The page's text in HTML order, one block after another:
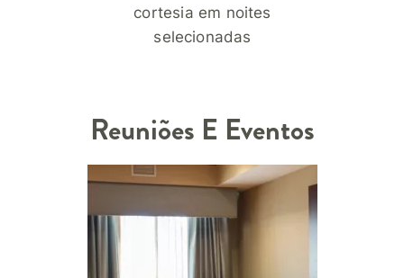
cortesia em noites
selecionadas
Reuniões E Eventos